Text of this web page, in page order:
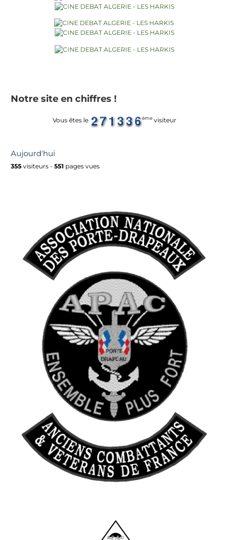
Notre site en chiffres !
Vous êtes le ème visiteur
Aujourd'hui
355 visiteurs - 551 pages vues